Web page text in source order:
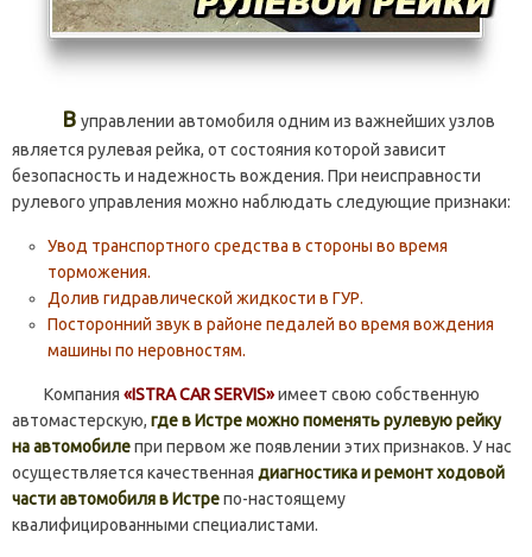
В управлении автомобиля одним из важнейших узлов
является рулевая рейка, от состояния которой зависит
безопасность и надежность вождения. При неисправности
рулевого управления можно наблюдать следующие признаки:
Увод транспортного средства в стороны во время
торможения.
Долив гидравлической жидкости в ГУР.
Посторонний звук в районе педалей во время вождения
машины по неровностям.
Компания «ISTRA CAR SERVIS»имеет свою собственную
автомастерскую, где в Истре можно поменять рулевую рейку
на автомобилепри первом же появлении этих признаков. У нас
осуществляется качественная диагностика и ремонт ходовой
части автомобиля в Истрепо-настоящему
квалифицированными специалистами.